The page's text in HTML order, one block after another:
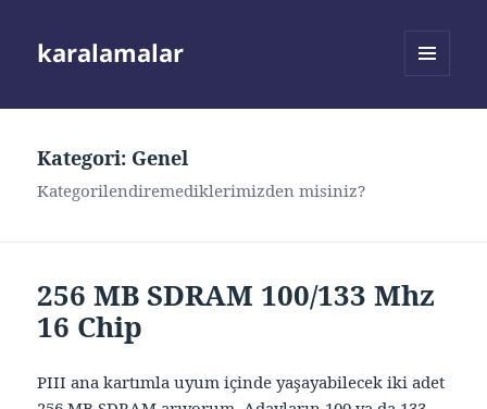
karalamalar
Kategori: Genel
Kategorilendiremediklerimizden misiniz?
256 MB SDRAM 100/133 Mhz
16 Chip
PIII ana kartımla uyum içinde yaşayabilecek iki adet